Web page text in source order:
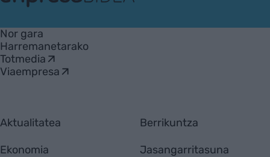
Nor gara
Harremanetarako
Totmedia
Viaempresa
Aktualitatea
Ekonomia
Berrikuntza
Jasangarritasuna